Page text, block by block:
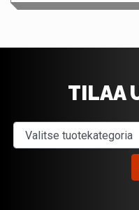
TILAA
Valitse